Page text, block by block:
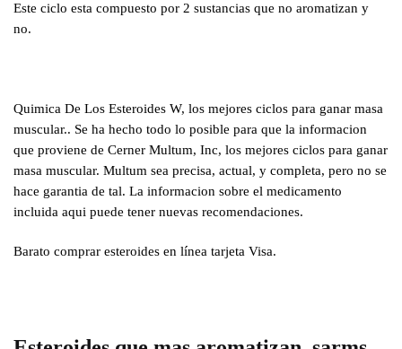
Este ciclo esta compuesto por 2 sustancias que no aromatizan y
no.
Quimica De Los Esteroides W, los mejores ciclos para ganar masa
muscular.. Se ha hecho todo lo posible para que la informacion
que proviene de Cerner Multum, Inc, los mejores ciclos para ganar
masa muscular. Multum sea precisa, actual, y completa, pero no se
hace garantia de tal. La informacion sobre el medicamento
incluida aqui puede tener nuevas recomendaciones.
Barato comprar esteroides en línea tarjeta Visa.